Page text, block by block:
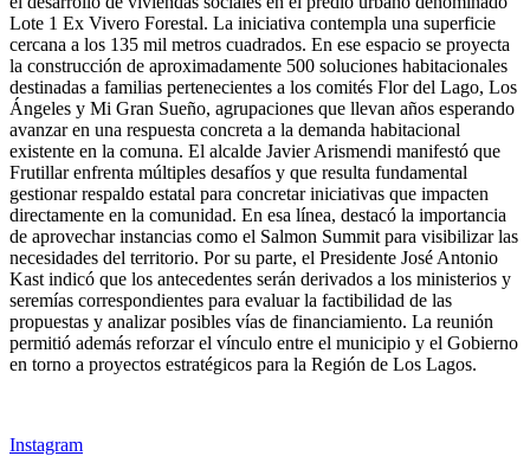
Lote 1 Ex Vivero Forestal. La iniciativa contempla una superficie
cercana a los 135 mil metros cuadrados. En ese espacio se proyecta
la construcción de aproximadamente 500 soluciones habitacionales
destinadas a familias pertenecientes a los comités Flor del Lago, Los
Ángeles y Mi Gran Sueño, agrupaciones que llevan años esperando
avanzar en una respuesta concreta a la demanda habitacional
existente en la comuna. El alcalde Javier Arismendi manifestó que
Frutillar enfrenta múltiples desafíos y que resulta fundamental
gestionar respaldo estatal para concretar iniciativas que impacten
directamente en la comunidad. En esa línea, destacó la importancia
de aprovechar instancias como el Salmon Summit para visibilizar las
necesidades del territorio. Por su parte, el Presidente José Antonio
Kast indicó que los antecedentes serán derivados a los ministerios y
seremías correspondientes para evaluar la factibilidad de las
propuestas y analizar posibles vías de financiamiento. La reunión
permitió además reforzar el vínculo entre el municipio y el Gobierno
en torno a proyectos estratégicos para la Región de Los Lagos.
Instagram